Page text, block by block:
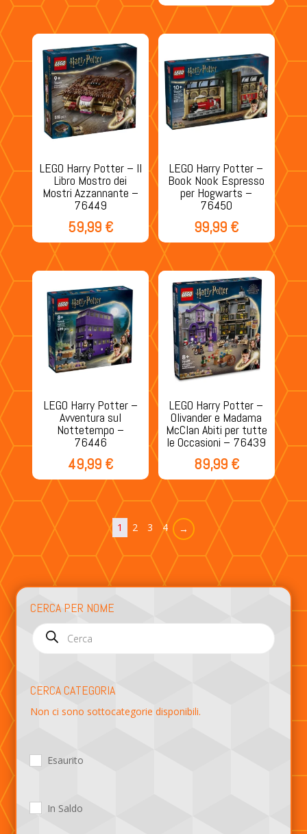
LEGO Harry Potter – Il
Libro Mostro dei
Mostri Azzannante –
76449
59,99 €
LEGO Harry Potter –
Book Nook Espresso
per Hogwarts –
76450
99,99 €
LEGO Harry Potter –
Avventura sul
Nottetempo –
76446
49,99 €
LEGO Harry Potter –
Olivander e Madama
McClan Abiti per tutte
le Occasioni – 76439
89,99 €
1 2 3 4 →
CERCA PER NOME
Products
search
CERCA CATEGORIA
Non ci sono sottocategorie disponibili.
Esaurito
In Saldo